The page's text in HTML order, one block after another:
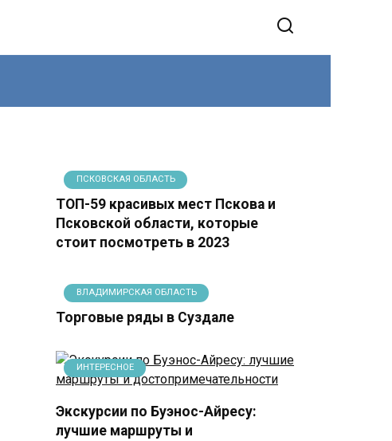
ПСКОВСКАЯ ОБЛАСТЬ
ТОП-59 красивых мест Пскова и
Псковской области, которые
стоит посмотреть в 2023
ВЛАДИМИРСКАЯ ОБЛАСТЬ
Торговые ряды в Суздале
ИНТЕРЕСНОЕ
Экскурсии по Буэнос-Айресу:
лучшие маршруты и